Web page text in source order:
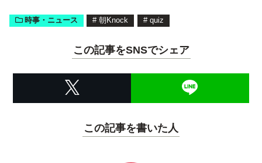
時事・ニュース # 朝Knock # quiz
この記事をSNSでシェア
この記事を書いた人